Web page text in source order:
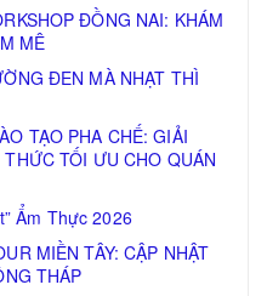
ĐỒNG NAI: KHÁM
MÊ
ĐEN MÀ NHẠT THÌ
TẠO PHA CHẾ: GIẢI
TỐI ƯU CHO QUÁN
Ẩm Thực 2026
MIỀN TÂY: CẬP NHẬT
THÁP